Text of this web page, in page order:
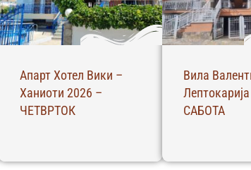
Апарт Хотел Вики –
Ханиоти 2026 –
ЧЕТВРТОК
Вила
САБОТА